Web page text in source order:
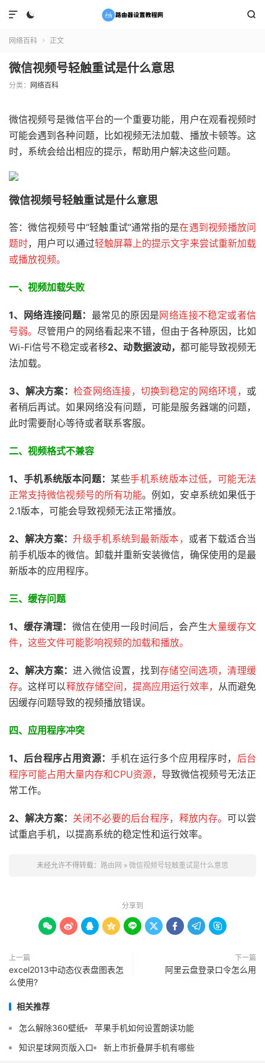
 

网络百科  正文
微信视频号轻触重试是什么意思
分类： 网络百科
微信视频号是微信平台的一个重要功能，用户在观看视频时
可能会遇到各种问题，比如视频无法加载、播放卡顿等。这
时，系统会给出相应的提示，帮助用户解决这些问题。
微信视频号轻触重试是什么意思
答：微信视频号中“轻触重试”通常指的是在遇到视频播放问
题时，用户可以通过轻触屏幕上的提示文字来尝试重新加载
或播放视频。
一、视频加载失败
1、网络连接问题： 最常见的原因是网络连接不稳定或者信
号弱。尽管用户的网络看起来不错，但由于各种原因，比如
Wi-Fi信号不稳定或者移2、动数据波动， 都可能导致视频无
法加载。
3、解决方案： 检查网络连接，切换到稳定的网络环境， 或
者稍后再试。如果网络没有问题，可能是服务器端的问题，
此时需要耐心等待或者联系客服。
二、 视频格式不兼容
1、手机系统版本问题： 某些手机系统版本过低，可能无法
正常支持微信视频号的所有功能。例如，安卓系统如果低于
2.1版本，可能会导致视频无法正常播放。
2、解决方案：升级手机系统到最新版本， 或者下载适合当
前手机版本的微信。卸载并重新安装微信，确保使用的是最
新版本的应用程序。
三、 缓存问题
1、缓存清理： 微信在使用一段时间后，会产生大量缓存文
件，这些文件可能影响视频的加载和播放。
2、解决方案：进入微信设置，找到存储空间选项，清理缓
存。这样可以释放存储空间，提高应用运行效率， 从而避免
因缓存问题导致的视频播放错误。
四、应用程序冲突
1、后台程序占用资源：手机在运行多个应用程序时， 后台
程序可能占用大量内存和CPU资源， 导致微信视频号无法正
常工作。
2、 解决方案： 关闭不必要的后台程序，释放内存。 可以尝
试重启手机，以提高系统的稳定性和运行效率。
未经允许不得转载： 路由网 » 微信视频号轻触重试是什么意思
分享到
        
上一篇
excel2013中动态仪表盘图表怎
么使用?
下一篇
阿里云盘登录口令怎么用
相关推荐
怎么解除360壁纸
苹果手机如何设置朗读功能
知识星球网页版入口
新上市折叠屏手机有哪些